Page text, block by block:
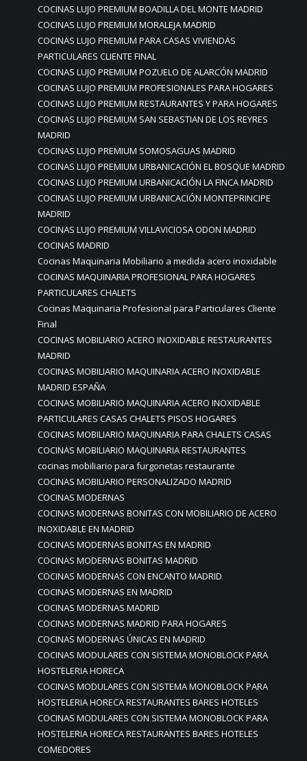
COCINAS LUJO PREMIUM BOADILLA DEL MONTE MADRID
COCINAS LUJO PREMIUM MORALEJA MADRID
COCINAS LUJO PREMIUM PARA CASAS VIVIENDAS
PARTICULARES CLIENTE FINAL
COCINAS LUJO PREMIUM POZUELO DE ALARCÓN MADRID
COCINAS LUJO PREMIUM PROFESIONALES PARA HOGARES
COCINAS LUJO PREMIUM RESTAURANTES Y PARA HOGARES
COCINAS LUJO PREMIUM SAN SEBASTIAN DE LOS REYRES
MADRID
COCINAS LUJO PREMIUM SOMOSAGUAS MADRID
COCINAS LUJO PREMIUM URBANICACIÓN EL BOSQUE MADRID
COCINAS LUJO PREMIUM URBANICACIÓN LA FINCA MADRID
COCINAS LUJO PREMIUM URBANICACIÓN MONTEPRINCIPE
MADRID
COCINAS LUJO PREMIUM VILLAVICIOSA ODON MADRID
COCINAS MADRID
Cocinas Maquinaria Mobiliario a medida acero inoxidable
COCINAS MAQUINARIA PROFESIONAL PARA HOGARES
PARTICULARES CHALETS
Cocinas Maquinaria Profesional para Particulares Cliente
Final
COCINAS MOBILIARIO ACERO INOXIDABLE RESTAURANTES
MADRID
COCINAS MOBILIARIO MAQUINARIA ACERO INOXIDABLE
MADRID ESPAÑA
COCINAS MOBILIARIO MAQUINARIA ACERO INOXIDABLE
PARTICULARES CASAS CHALETS PISOS HOGARES
COCINAS MOBILIARIO MAQUINARIA PARA CHALETS CASAS
COCINAS MOBILIARIO MAQUINARIA RESTAURANTES
cocinas mobiliario para furgonetas restaurante
COCINAS MOBILIARIO PERSONALIZADO MADRID
COCINAS MODERNAS
COCINAS MODERNAS BONITAS CON MOBILIARIO DE ACERO
INOXIDABLE EN MADRID
COCINAS MODERNAS BONITAS EN MADRID
COCINAS MODERNAS BONITAS MADRID
COCINAS MODERNAS CON ENCANTO MADRID
COCINAS MODERNAS EN MADRID
COCINAS MODERNAS MADRID
COCINAS MODERNAS MADRID PARA HOGARES
COCINAS MODERNAS ÚNICAS EN MADRID
COCINAS MODULARES CON SISTEMA MONOBLOCK PARA
HOSTELERIA HORECA
COCINAS MODULARES CON SISTEMA MONOBLOCK PARA
HOSTELERIA HORECA RESTAURANTES BARES HOTELES
COCINAS MODULARES CON SISTEMA MONOBLOCK PARA
HOSTELERIA HORECA RESTAURANTES BARES HOTELES
COMEDORES